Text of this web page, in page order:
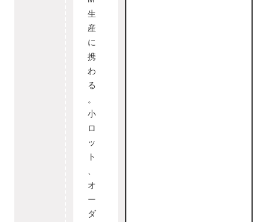
生
産
に
携
わ
る
。
小
ロ
ッ
ト
オ
ー
ダ